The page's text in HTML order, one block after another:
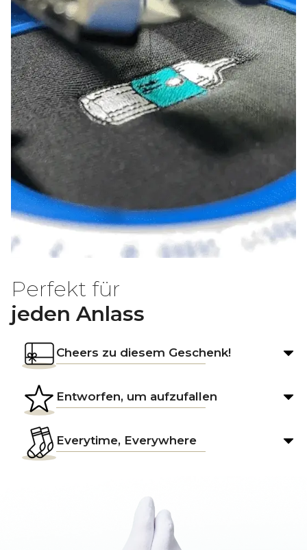
Perfekt für
jeden Anlass
Cheers zu diesem Geschenk!
Entworfen, um aufzufallen
Everytime, Everywhere